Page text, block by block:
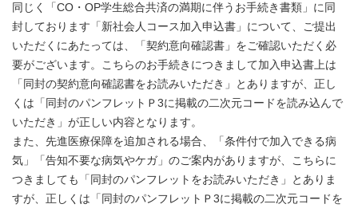
同じく「CO・OP学生総合共済の満期に伴うお手続き書類」に同
封しております「新社会人コース加入申込書」について、ご提出
いただくにあたっては、「契約意向確認書」をご確認いただく必
要がございます。こちらのお手続きにつきまして加入申込書上は
「同封の契約意向確認書をお読みいただき」とありますが、正し
くは「同封のパンフレットＰ3に掲載の二次元コードを読み込んで
いただき」が正しい内容となります。
また、先進医療保障を追加される場合、「条件付で加入できる病
気」「告知不要な病気やケガ」のご案内がありますが、こちらに
つきましても「同封のパンフレットをお読みいただき」とありま
すが、正しくは「同封のパンフレットＰ3に掲載の二次元コードを